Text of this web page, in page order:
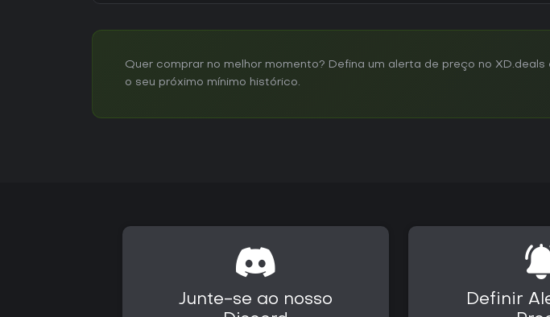
Quer comprar no melhor momento? Defina um alerta de preço no
o seu próximo mínimo histórico.
Junte-se ao nosso
Definir